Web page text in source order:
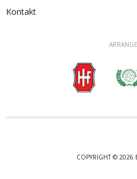
Kontakt
COPYRIGHT © 2026